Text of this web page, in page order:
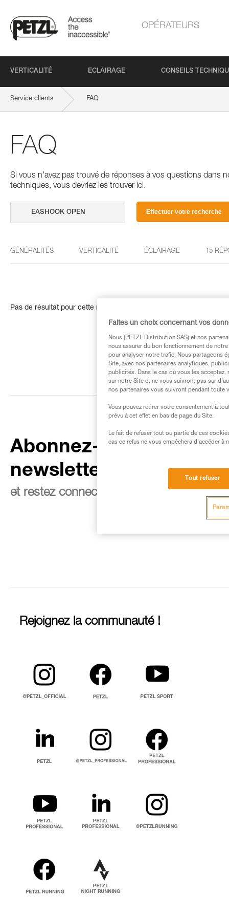
OPÉRATEURS
VERTICALITÉ ECLAIRAGE CONSEILS
Service clients FAQ
FAQ
Si vous n'avez pas trouvé de réponses à vos questions dans
techniques, vous devriez les trouver ici.
Effectuer votre recherche
GÉNÉRALITÉS VERTICALITÉ ÉCLAIRAGE 15
Pas de résultat pour cette recherche
Abonnez-vous à la
newsletter
et restez connecté à notre actualité
Rejoignez la communauté !
Faites un choix concernant vos
Nous (PETZL Distribution SAS) et nos
nous assurer du bon fonctionnement de
pour analyser notre trafic. Nous partageons
Site, avec nos partenaires analytiques,
publicités. Dans le cas où vous les
sur notre Site et ne vous suivront pas sur
nos partenaires vous suivront pendant toute
Vous pouvez retirer votre consentement à
prévu à cet effet en bas de page du Site.
Le fait de refuser tout ou partie de ces
cas ce refus ne vous empêchera d’accéder à
Tout refuser